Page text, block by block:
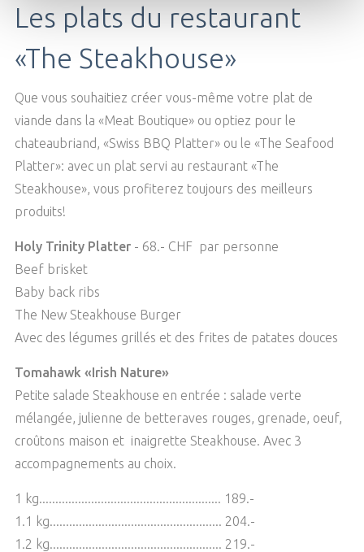
Les plats du restaurant
«The Steakhouse»
Que vous souhaitiez créer vous-même votre plat de
viande dans la «Meat Boutique» ou optiez pour le
chateaubriand, «Swiss BBQ Platter» ou le «The Seafood
Platter»: avec un plat servi au restaurant «The
Steakhouse», vous profiterez toujours des meilleurs
produits!
Holy Trinity Platter - 68.- CHF par personne
Beef brisket
Baby back ribs
The New Steakhouse Burger
Avec des légumes grillés et des frites de patates douces
Tomahawk «Irish Nature»
Petite salade Steakhouse en entrée : salade verte
mélangée, julienne de betteraves rouges, grenade, oeuf,
croûtons maison et inaigrette Steakhouse. Avec 3
accompagnements au choix.
1 kg........................................................ 189.-
1.1 kg..................................................... 204.-
1.2 kg..................................................... 219.-